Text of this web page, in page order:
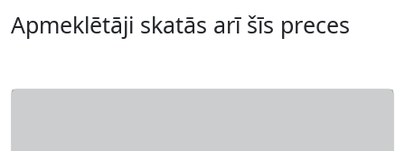
Apmeklētāji skatās arī šīs preces